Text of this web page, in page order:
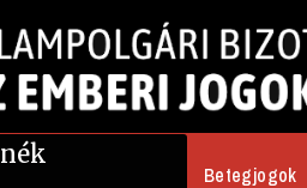
Betegjogok